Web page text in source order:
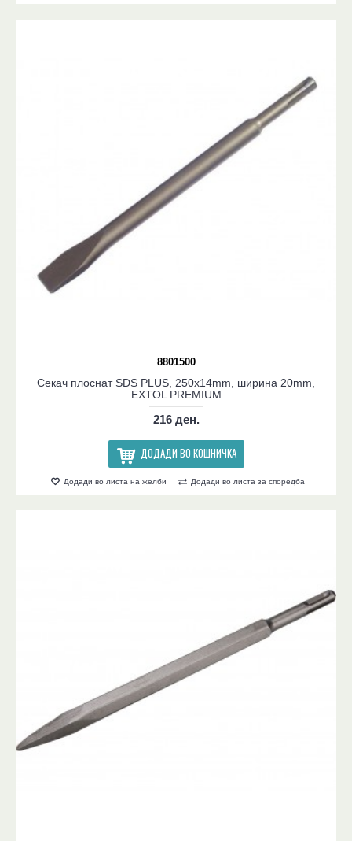
8801500
Секач плоснат SDS PLUS, 250x14mm, ширина 20mm,
EXTOL PREMIUM
216 ден.
ДОДАДИ ВО КОШНИЧКА
Додади во листа на желби Додади во листа за споредба